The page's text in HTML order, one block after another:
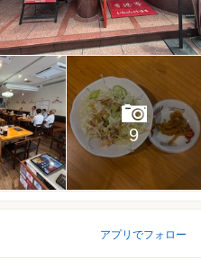
9
アプリでフォロー